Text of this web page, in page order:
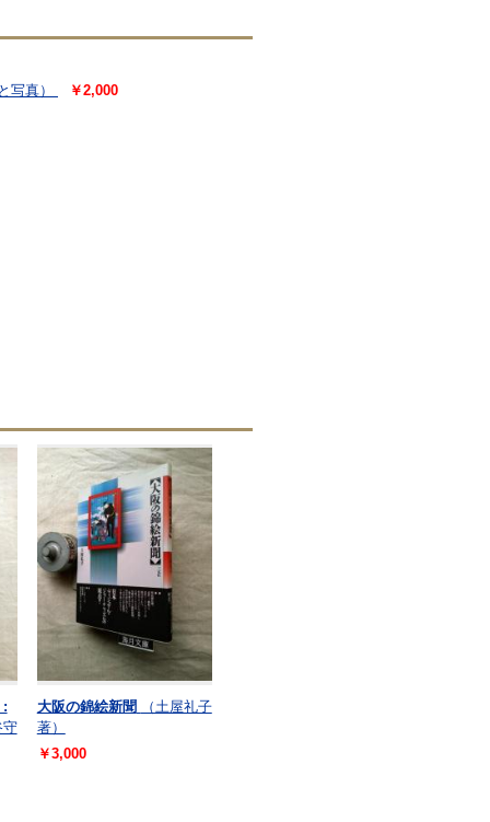
写真）
￥2,000
:
守
大阪の錦絵新聞
（土屋礼子
著）
￥3,000